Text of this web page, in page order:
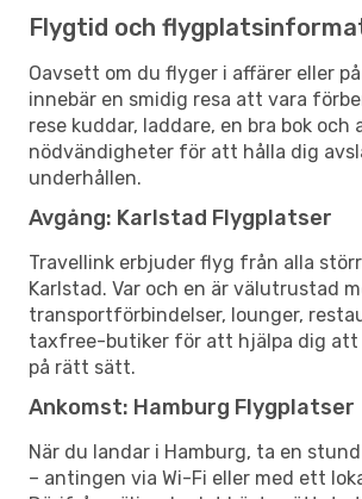
Flygtid och
Oavsett om du flyger i affärer eller
innebär en smidig resa att vara
rese kuddar, laddare, en bra bok och
nödvändigheter för att hålla dig
underhållen.
Avgång: Karlstad Flygplatser
Travellink erbjuder flyg från alla
Karlstad. Var och en är välutrustad
transportförbindelser, lounger,
taxfree-butiker för att hjälpa dig att
på rätt sätt.
Ankomst: Hamburg Flygplatser
När du landar i Hamburg, ta en
– antingen via Wi-Fi eller med ett